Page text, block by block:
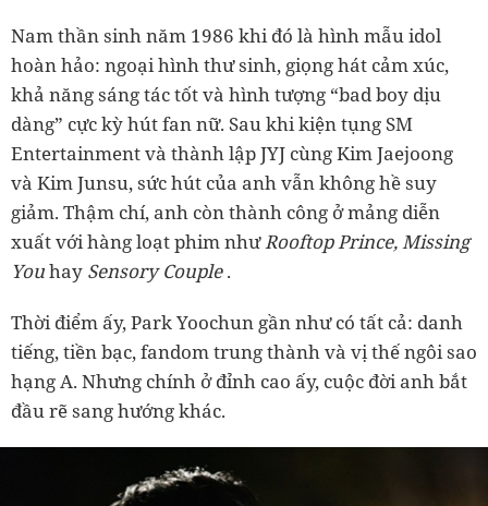
Nam thần sinh năm 1986 khi đó là hình mẫu idol
hoàn hảo: ngoại hình thư sinh, giọng hát cảm xúc,
khả năng sáng tác tốt và hình tượng “bad boy dịu
dàng” cực kỳ hút fan nữ. Sau khi kiện tụng SM
Entertainment và thành lập JYJ cùng Kim Jaejoong
và Kim Junsu, sức hút của anh vẫn không hề suy
giảm. Thậm chí, anh còn thành công ở mảng diễn
xuất với hàng loạt phim nhưRooftop Prince, Missing
Youhay Sensory Couple.
Thời điểm ấy, Park Yoochun gần như có tất cả: danh
tiếng, tiền bạc, fandom trung thành và vị thế ngôi sao
hạng A. Nhưng chính ở đỉnh cao ấy, cuộc đời anh bắt
đầu rẽ sang hướng khác.